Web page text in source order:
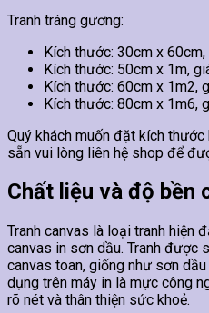
Tranh tráng gương:
Kích thước: 30cm x
Kích thước: 50cm x 1m,
Kích thước: 60cm x 1m2,
Kích thước: 80cm x 1m6,
Quý khách muốn đặt kích
sẵn vui lòng liên hệ shop để
Chất liệu và độ bền
Tranh canvas là loại tranh hiện
canvas in sơn dầu. Tranh được
canvas toan, giống như sơn
dụng trên máy in là mực công
rõ nét và thân thiện sức khoẻ.